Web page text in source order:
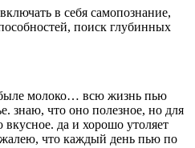
в себя самопознание,
поиск глубинных
молоко… всю жизнь пью
знаю, что оно полезное, но для
вкусное. да и хорошо утоляет
что каждый день пью по